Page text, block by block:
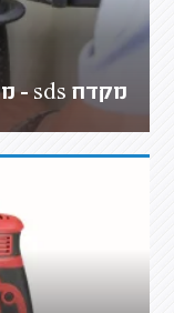
מקדח sds - מה זה?